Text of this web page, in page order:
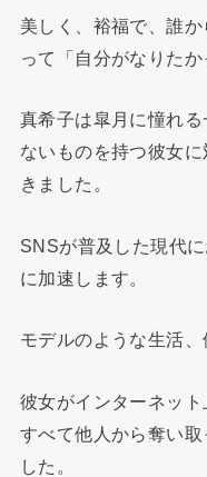
美しく、裕福で、誰
って「自分がなりたか
真希子は皐月に憧れ
ないものを持つ彼女
きました。
SNSが普及した現代
に加速します。
モデルのような生活、
彼女がインターネット
すべて他人から奪い
した。